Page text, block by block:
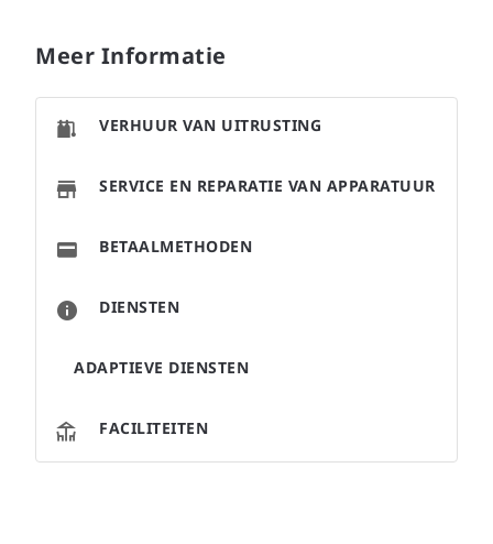
Meer Informatie
DIENSTEN
ADAPTIEVE DIENSTEN
FACILITEITEN
VERHUUR VAN UITRUSTING
SERVICE EN REPARATIE VAN APPARATUUR
BETAALMETHODEN